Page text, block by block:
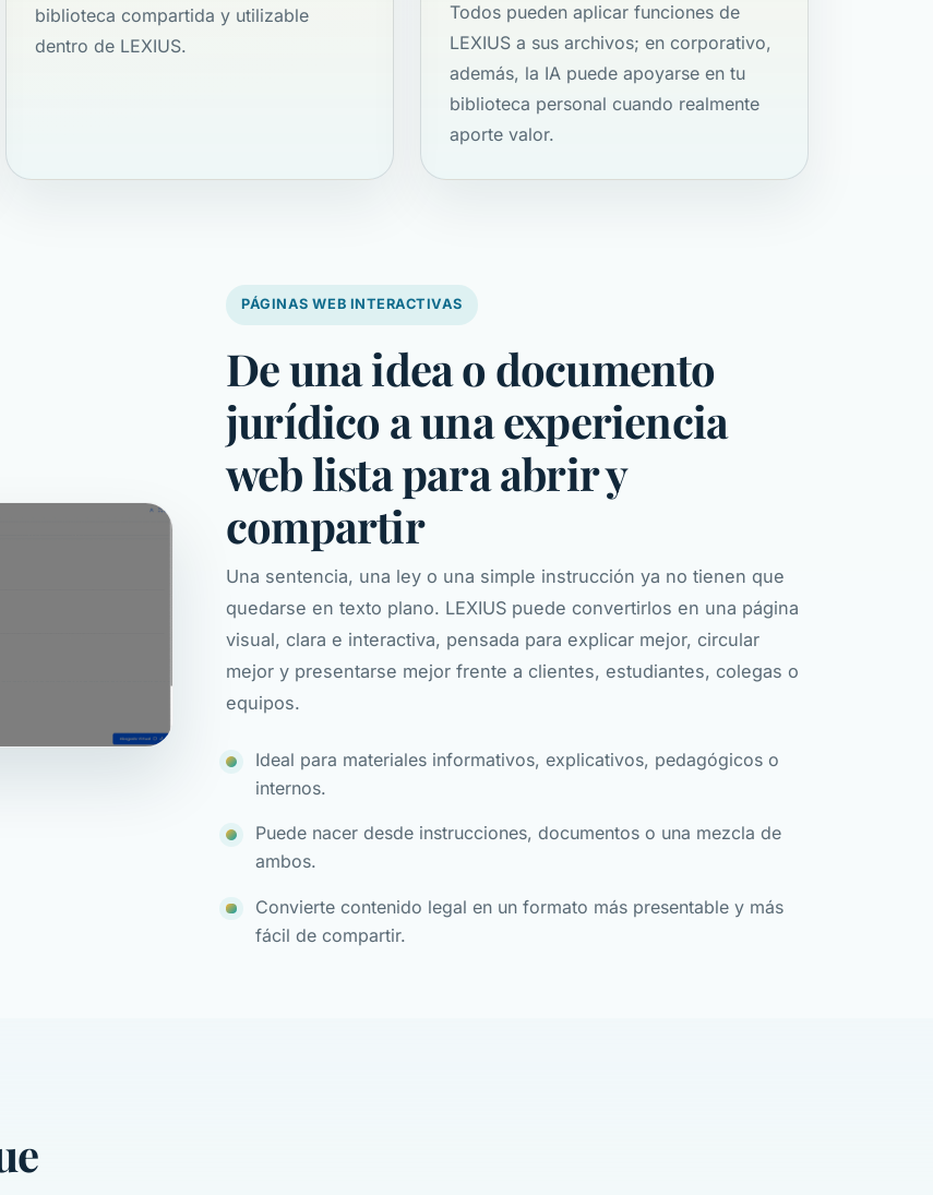
biblioteca compartida y utilizable
dentro de LEXIUS.
Todos pueden aplicar funciones de
LEXIUS a sus archivos; en corporativo,
además, la IA puede apoyarse en tu
biblioteca personal cuando realmente
aporte valor.
PÁGINAS WEB INTERACTIVAS
De una idea o documento
jurídico a una experiencia
web lista para abrir y
compartir
Una sentencia, una ley o una simple instrucción ya no tienen que
quedarse en texto plano. LEXIUS puede convertirlos en una página
visual, clara e interactiva, pensada para explicar mejor, circular
mejor y presentarse mejor frente a clientes, estudiantes, colegas o
equipos.
Ideal para materiales informativos, explicativos, pedagógicos o
internos.
Puede nacer desde instrucciones, documentos o una mezcla de
ambos.
Convierte contenido legal en un formato más presentable y más
fácil de compartir.